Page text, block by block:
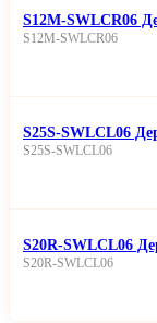
S12M-SWLCR06
S12M-SWLCR06
S25S-SWLCL06
S25S-SWLCL06
S20R-SWLCL06
S20R-SWLCL06